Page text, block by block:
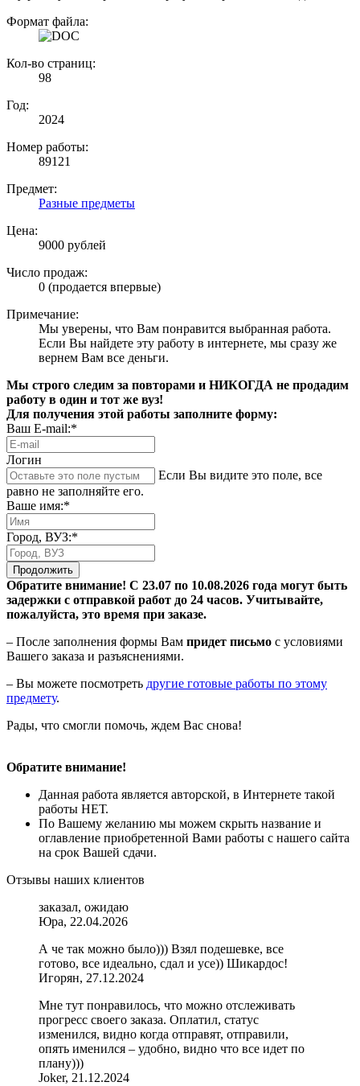
Формат файла:
Кол-во страниц:
98
Год:
2024
Номер работы:
89121
Предмет:
Разные предметы
Цена:
9000 рублей
Число продаж:
0 (продается впервые)
Примечание:
Мы уверены, что Вам понравится выбранная работа.
Если Вы найдете эту работу в интернете, мы сразу же
вернем Вам все деньги.
Мы строго следим за повторами и НИКОГДА не продадим
работу в один и тот же вуз!
Для получения этой работы заполните форму:
Ваш E-mail:*
Логин
Если Вы видите это поле, все
равно не заполняйте его.
Ваше имя:*
Город, ВУЗ:*
Продолжить
Обратите внимание! С 23.07 по 10.08.2026 года могут быть
задержки с отправкой работ до 24 часов. Учитывайте,
пожалуйста, это время при заказе.
– После заполнения формы Вам придет письмо с условиями
Вашего заказа и разъяснениями.
– Вы можете посмотреть другие готовые работы по этому
предмету.
Рады, что смогли помочь, ждем Вас снова!
Обратите внимание!
Данная работа является авторской, в Интернете такой
работы НЕТ.
По Вашему желанию мы можем скрыть название и
оглавление приобретенной Вами работы с нашего сайта
на срок Вашей сдачи.
Отзывы наших клиентов
заказал, ожидаю
Юра, 22.04.2026
А че так можно было))) Взял подешевке, все
готово, все идеально, сдал и усе)) Шикардос!
Игорян, 27.12.2024
Мне тут понравилось, что можно отслеживать
прогресс своего заказа. Оплатил, статус
изменился, видно когда отправят, отправили,
опять именился – удобно, видно что все идет по
плану)))
Joker, 21.12.2024